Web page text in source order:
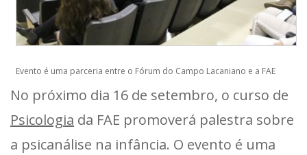
Evento é uma parceria entre o Fórum do Campo Lacaniano e a FAE
No próximo dia 16 de setembro, o curso de
Psicologia da FAE promoverá palestra sobre
a psicanálise na infância. O evento é uma